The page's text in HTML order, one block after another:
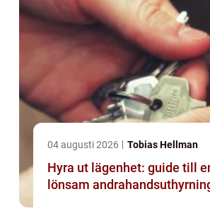
04 augusti 2026 Tobias Hellman
Hyra ut lägenhet: guide till
lönsam